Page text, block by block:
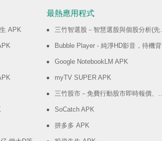
APK
最熱應用程式
三竹智選股－智慧選股與個股分析(先行版) APK
Bubble Player - 純淨HD影音，待機背景播放器 APK
Google NotebookLM APK
myTV SUPER APK
三竹股市－免費行動股市即時報價、全台百萬用戶使用 APK
SoCatch APK
拼多多 APK